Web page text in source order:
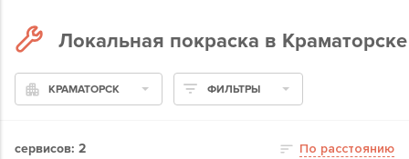
Локальная покраска в Краматорске
КРАМАТОРСК ФИЛЬТРЫ
сервисов: 2 По расстоянию